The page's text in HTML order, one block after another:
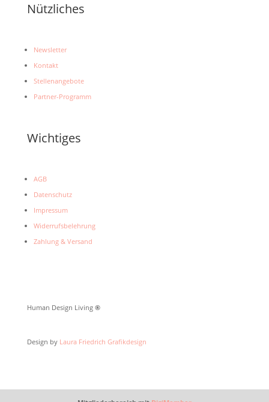
Nützliches
Newsletter
Kontakt
Stellenangebote
Partner-Programm
Wichtiges
AGB
Datenschutz
Impressum
Widerrufsbelehrung
Zahlung & Versand
Human Design Living ®
Design by Laura Friedrich Grafikdesign